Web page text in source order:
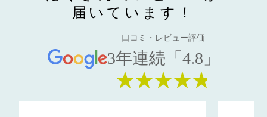
届いています！
口コミ・レビュー評価
3年連続「4.8」
★★★★★